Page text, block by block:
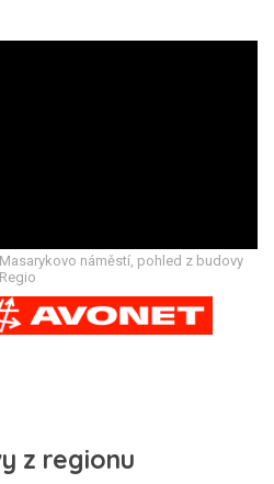
Masarykovo náměstí, pohled z budovy
Regio
z regionu